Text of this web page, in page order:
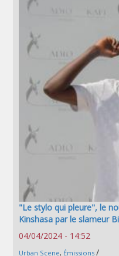
"Le stylo qui pleure", le
Kinshasa par le slameur
04/04/2024 - 14:52
Urban Scene, Émissions /